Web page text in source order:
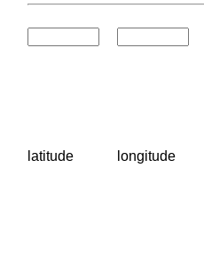
latitude longitude